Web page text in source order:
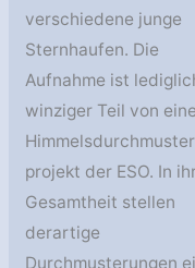
verschiedene junge
Sternhaufen. Die
Aufnahme ist
winziger Teil von
projekt der ESO. In
Gesamtheit stellen
derartige
Durchmusterungen